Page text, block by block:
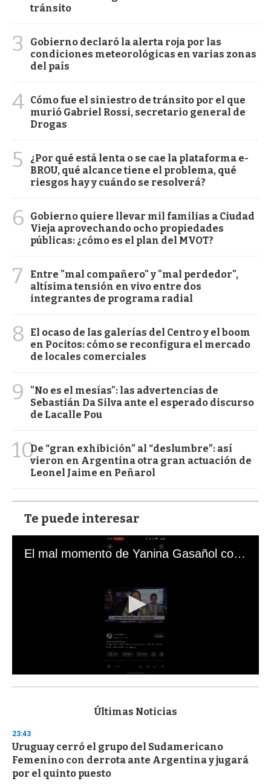
tránsito
3
Gobierno declaró la alerta roja por las
condiciones meteorológicas en varias zonas
del país
4 Cómo fue el siniestro de tránsito por el que
murió Gabriel Rossi, secretario general de
Drogas
5
¿Por qué está lenta o se cae la plataforma e-
BROU, qué alcance tiene el problema, qué
riesgos hay y cuándo se resolverá?
6
Gobierno quiere llevar mil familias a Ciudad
Vieja aprovechando ocho propiedades
públicas: ¿cómo es el plan del MVOT?
7
Entre "mal compañero" y "mal perdedor",
altísima tensión en vivo entre dos
integrantes de programa radial
8
El ocaso de las galerías del Centro y el boom
en Pocitos: cómo se reconfigura el mercado
de locales comerciales
9
"No es el mesías": las advertencias de
Sebastián Da Silva ante el esperado discurso
de Lacalle Pou
10De “gran exhibición” al “deslumbre”: así
vieron en Argentina otra gran actuación de
Leonel Jaime en Peñarol
Te puede interesar
El mal momento de Yanina Gasañol con un hincha argentino en "Subrayado"
s
d
s
o
f
3
Últimas Noticias
23:43
Uruguay cerró el grupo del Sudamericano
Femenino con derrota ante Argentina y jugará
por el quinto puesto